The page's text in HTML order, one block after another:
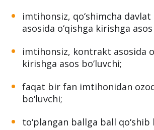
imtihonsiz, qo‘shimcha
asosida o‘qishga kirishga asos
imtihonsiz, kontrakt asosida
kirishga asos bo‘luvchi;
faqat bir fan imtihonidan
bo‘luvchi;
to‘plangan ballga ball qo‘shib